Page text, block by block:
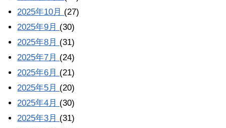
2025年10月 (27)
2025年9月 (30)
2025年8月 (31)
2025年7月 (24)
2025年6月 (21)
2025年5月 (20)
2025年4月 (30)
2025年3月 (31)